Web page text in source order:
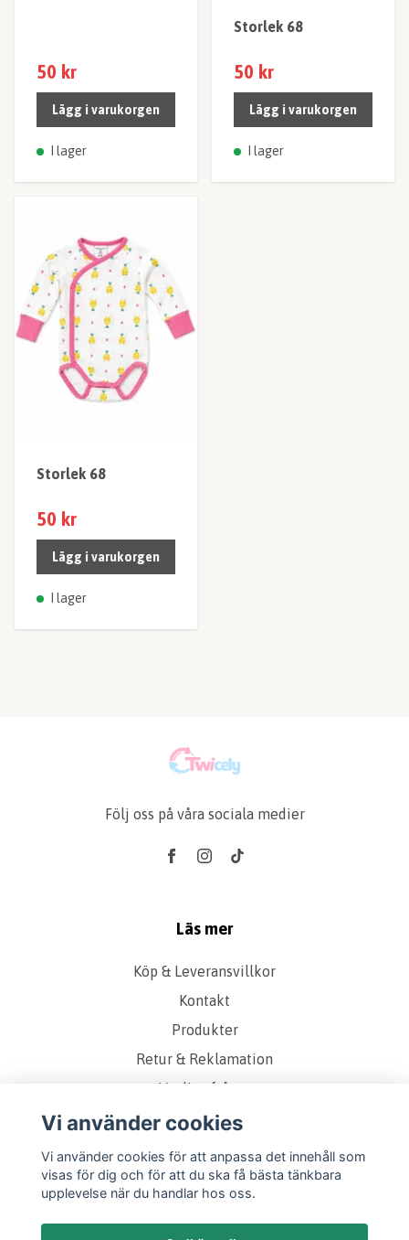
50 kr
Lägg i varukorgen
I lager
Storlek 68
50 kr
Lägg i varukorgen
I lager
Storlek 68
50 kr
Lägg i varukorgen
I lager
Följ oss på våra sociala medier
Läs mer
Köp & Leveransvillkor
Kontakt
Produkter
Retur & Reklamation
Vanliga frågor
Om oss
Storleks & Kvalitetsguide
Vi använder cookies
Vi använder cookies för att anpassa det innehåll som
visas för dig och för att du ska få bästa tänkbara
upplevelse när du handlar hos oss.